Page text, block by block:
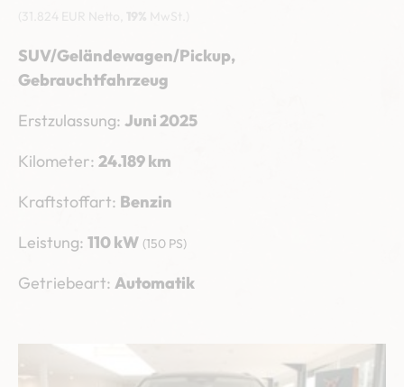
SUV/Geländewagen/Pickup,
Gebrauchtfahrzeug
Erstzulassung: Juni 2025
Kilometer: 24.189 km
Kraftstoffart: Benzin
Leistung: 110 kW (150 PS)
Getriebeart: Automatik